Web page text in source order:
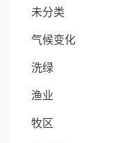
未分类
气候变化
洗绿
渔业
牧区